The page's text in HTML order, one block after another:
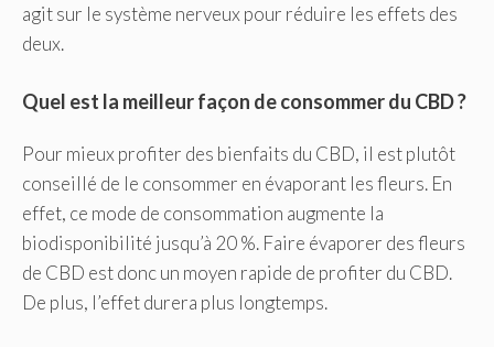
agit sur le système nerveux pour réduire les effets des
deux.
Quel est la meilleur façon de consommer du CBD ?
Pour mieux profiter des bienfaits du CBD, il est plutôt
conseillé de le consommer en évaporant les fleurs. En
effet, ce mode de consommation augmente la
biodisponibilité jusqu’à 20 %. Faire évaporer des fleurs
de CBD est donc un moyen rapide de profiter du CBD.
De plus, l’effet durera plus longtemps.